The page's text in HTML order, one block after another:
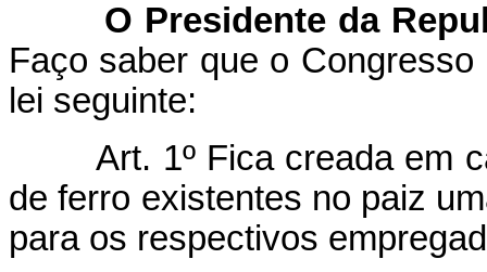
O Presidente da
Faço saber que o
lei seguinte:
Art. 1º Fica creada em
de ferro existentes no paiz
para os respectivos